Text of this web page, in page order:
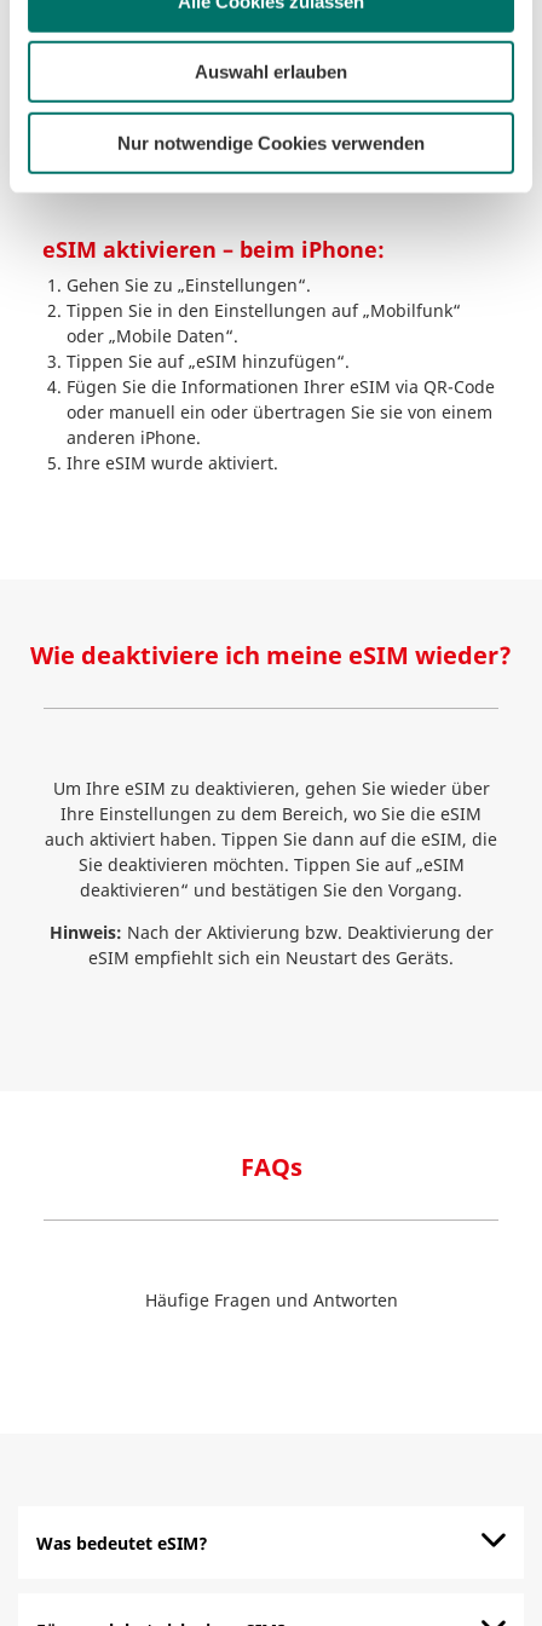
Auswahl erlauben
Nur notwendige Cookies verwenden
Tippen Sie auf die SIM-Kartenverwaltung.
Wählen Sie aus, wie Sie Ihre eSIM hinzufügen
Aktivieren Sie Ihr Gerät mit der gewählten Methode.
Ihre eSIM wurde aktiviert.
eSIM aktivieren – beim iPhone:
Gehen Sie zu „Einstellungen“.
Tippen Sie in den Einstellungen auf „Mobilfunk“
oder „Mobile Daten“.
Tippen Sie auf „eSIM hinzufügen“.
Fügen Sie die Informationen Ihrer eSIM via QR-Code
oder manuell ein oder übertragen Sie sie von einem
anderen iPhone.
Ihre eSIM wurde aktiviert.
Wie deaktiviere ich meine eSIM wieder?
Um Ihre eSIM zu deaktivieren, gehen Sie wieder über
Ihre Einstellungen zu dem Bereich, wo Sie die eSIM
auch aktiviert haben. Tippen Sie dann auf die eSIM, die
Sie deaktivieren möchten. Tippen Sie auf „eSIM
deaktivieren“ und bestätigen Sie den Vorgang.
Hinweis: Nach der Aktivierung bzw. Deaktivierung der
eSIM empfiehlt sich ein Neustart des Geräts.
FAQs
Häufige Fragen und Antworten
Was bedeutet eSIM?